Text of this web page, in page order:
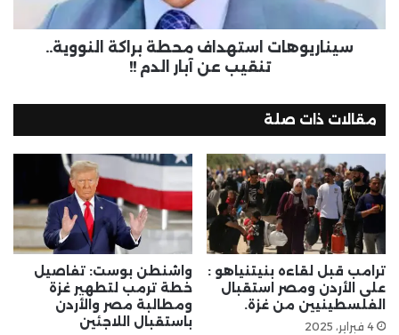
سيناريوهات استهداف محطة براكة النووية..
تنقيب عن آبار الدم !!
مقالات ذات صلة
ترامب قبل لقاءه بنيتنياهو :
على الأردن ومصر استقبال
الفلسطينيين من غزة.
4 فبراير، 2025
واشنطن بوست: تفاصيل
خطة ترمب لتطهير غزة
ومطالبة مصر والأردن
باستقبال اللاجئين